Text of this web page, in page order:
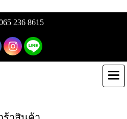
236 8615